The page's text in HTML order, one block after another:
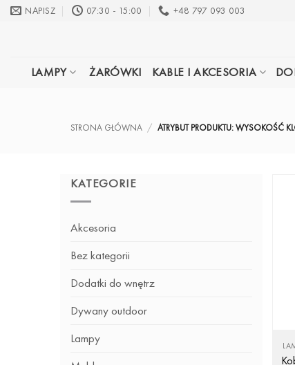
PrzewińNAPISZ 07:30 - 15:00 +48 797 093 003
LAMPY ŻARÓWKI KABLE I AKCESORIA
STRONA GŁÓWNA / ATRYBUT PRODUKTU: WYSOKOŚĆ
KATEGORIE
Akcesoria
Bez kategorii
Dodatki do wnętrz
Dywany outdoor
Lampy
Meble